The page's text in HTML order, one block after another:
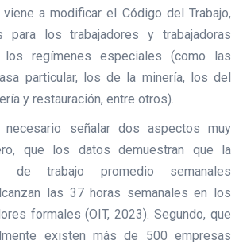
viene a modificar el Código del Trabajo,
para los trabajadores y trabajadoras
los regímenes especiales (como las
particular, los de la minería, los del
y restauración, entre otros).
señalar dos aspectos muy
que los datos demuestran que la
de trabajo promedio semanales
las 37 horas semanales en los
formales (OIT, 2023). Segundo, que
existen más de 500 empresas